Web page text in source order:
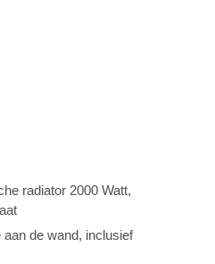
radiator 2000 Watt,
de wand, inclusief